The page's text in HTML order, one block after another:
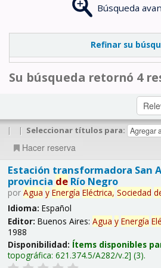
Búsqueda
Refinar su
Su búsqueda retornó 4
| | Seleccionar títulos para:
Hacer reserva
Estación transformadora San
provincia deRío Negro
por Agua y Energía Eléctrica, Sociedad
Idioma: Español
Editor: Buenos Aires: Agua y Energía
1988
Disponibilidad: Ítems disponibles
topográfica: 621.374.5/A282/v.2 (3).